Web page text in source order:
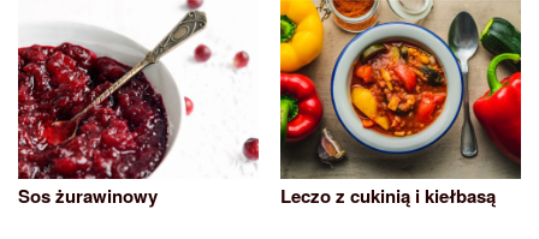
Sos żurawinowy Leczo z cukinią i kiełbasą